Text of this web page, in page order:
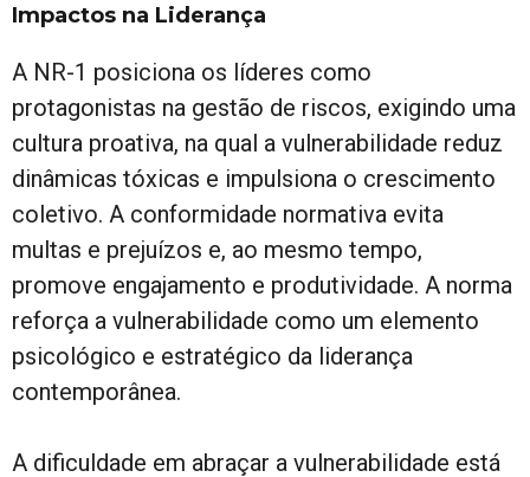
Impactos na Liderança
A NR-1 posiciona os líderes como
protagonistas na gestão de riscos, exigindo uma
cultura proativa, na qual a vulnerabilidade reduz
dinâmicas tóxicas e impulsiona o crescimento
coletivo. A conformidade normativa evita
multas e prejuízos e, ao mesmo tempo,
promove engajamento e produtividade. A norma
reforça a vulnerabilidade como um elemento
psicológico e estratégico da liderança
contemporânea.
A dificuldade em abraçar a vulnerabilidade está